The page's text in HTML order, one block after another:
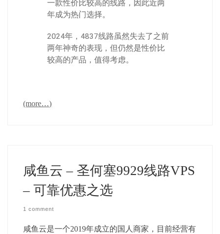
一款性价比较高的线路，因此近两
年成为热门选择。
2024年，4837线路虽然失去了之前
两年神奇的表现，但仍然是性价比
较高的产品，值得考虑。
(more…)
咸鱼云 – 圣何塞9929线路VPS
– 可靠优惠之选
1 comment
咸鱼云是一个2019年成立的国人商家，目前经营有